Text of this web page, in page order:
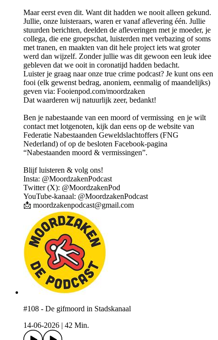
Maar eerst even dit. Want dit hadden we nooit alleen gekund.
Jullie, onze luisteraars, waren er vanaf aflevering één. Jullie
stuurden berichten, deelden de afleveringen met je moeder, je
collega, die ene groepschat, luisterden met verbazing of soms
met tranen, en maakten van dit hele project iets wat groter
werd dan wijzelf. Zonder jullie was dit gewoon een leuk idee
gebleven dat we ooit in coronatijd hadden bedacht.
Luister je graag naar onze true crime podcast? Je kunt ons een
fooi (elk gewenst bedrag, anoniem, eenmalig of maandelijks)
geven via: Fooienpod.com/moordzaken
Dat waarderen wij natuurlijk zeer, bedankt!
Ben je nabestaande van een moord of vermissing en je wilt
contact met lotgenoten, kijk dan eens op de website van
Federatie Nabestaanden Geweldslachtoffers (FNG
Nederland) of op de besloten Facebook-pagina
“Nabestaanden moord & vermissingen”.
Blijf luisteren & volg ons!
Insta: @MoordzakenPodcast
Twitter (X): @MoordzakenPod
YouTube-kanaal: @MoordzakenPodcast
📩 moordzakenpodcast@gmail.com
#108 - De gifmoord in Stadskanaal
14-06-2026
42 Min.